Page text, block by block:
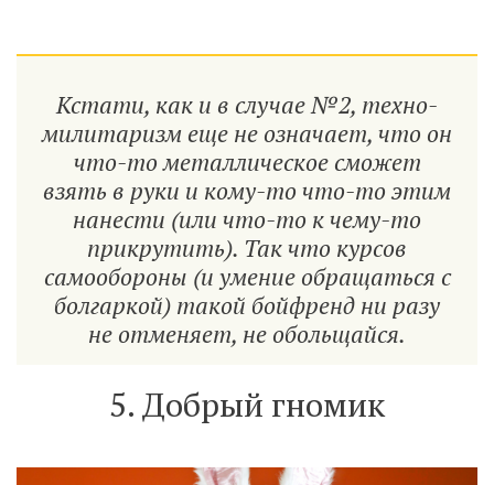
Кстати, как и в случае №2, техно-
милитаризм еще не означает, что он
что-то металлическое сможет
взять в руки и кому-то что-то этим
нанести (или что-то к чему-то
прикрутить). Так что курсов
самообороны (и умение обращаться с
болгаркой) такой бойфренд ни разу
не отменяет, не обольщайся.
5. Добрый гномик